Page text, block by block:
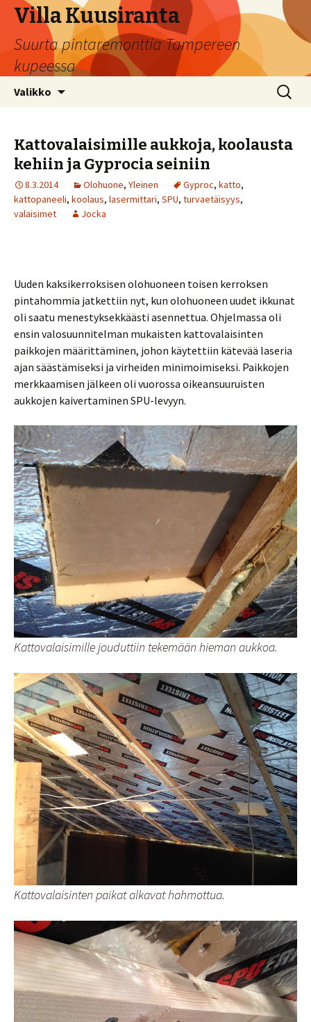
Villa Kuusiranta
Suurta pintaremonttia Tampereen
kupeessa
Valikko Haku:
Kattovalaisimille aukkoja, koolausta
kehiin ja Gyprocia seiniin
8.3.2014 Olohuone, Yleinen Gyproc, katto,
kattopaneeli, koolaus, lasermittari, SPU, turvaetäisyys,
valaisimet
Jocka
Uuden kaksikerroksisen olohuoneen toisen kerroksen
pintahommia jatkettiin nyt, kun olohuoneen uudet ikkunat
oli saatu menestyksekkäästi asennettua. Ohjelmassa oli
ensin valosuunnitelman mukaisten kattovalaisinten
paikkojen määrittäminen, johon käytettiin kätevää laseria
ajan säästämiseksi ja virheiden minimoimiseksi. Paikkojen
merkkaamisen jälkeen oli vuorossa oikeansuuruisten
aukkojen kaivertaminen SPU-levyyn.
Kattovalaisimille jouduttiin tekemään hieman aukkoa.
Kattovalaisinten paikat alkavat hahmottua.